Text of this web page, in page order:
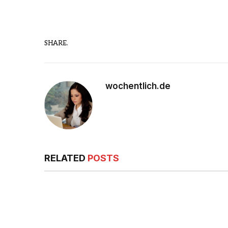
SHARE.
wochentlich.de
RELATED POSTS